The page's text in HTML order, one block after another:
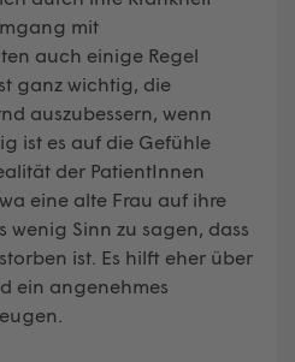
mit
auch einige Regel
ganz wichtig, die
auszubessern, wenn
ist es auf die Gefühle
der PatientInnen
eine alte Frau auf ihre
wenig Sinn zu sagen, dass
ist. Es hilft eher über
ein angenehmes